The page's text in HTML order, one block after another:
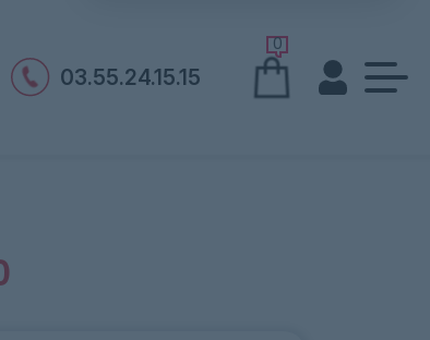
03.55.24.15.15
0